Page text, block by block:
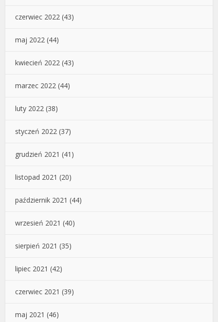
czerwiec 2022 (43)
maj 2022 (44)
kwiecień 2022 (43)
marzec 2022 (44)
luty 2022 (38)
styczeń 2022 (37)
grudzień 2021 (41)
listopad 2021 (20)
październik 2021 (44)
wrzesień 2021 (40)
sierpień 2021 (35)
lipiec 2021 (42)
czerwiec 2021 (39)
maj 2021 (46)